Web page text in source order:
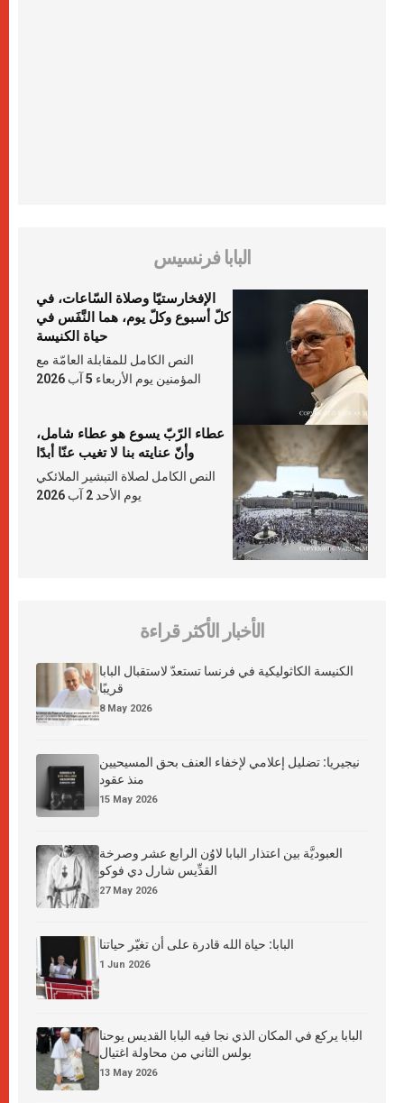
البابا فرنسيس
الإفخارستيّا وصلاة السّاعات، في
كلّ أسبوع وكلّ يوم، هما النَّفَس في
حياة الكنيسة
النص الكامل للمقابلة العامّة مع
المؤمنين يوم الأربعاء 5 آب 2026
عطاء الرّبّ يسوع هو عطاء شامل،
وأنّ عنايته بنا لا تغيب عنّا أبدًا
النص الكامل لصلاة التبشير الملائكي
يوم الأحد 2 آب 2026
الأخبار الأكثر قراءة
الكنيسة الكاثوليكية في فرنسا تستعدّ لاستقبال البابا
قريبًا
8 May 2026
نيجيريا: تضليل إعلامي لإخفاء العنف بحق المسيحيين
منذ عقود
15 May 2026
العبوديَّة بين اعتذار البابا لاوُن الرابع عشر وصرخة
القدِّيس شارل دي فوكو
27 May 2026
البابا: حياة الله قادرة على أن تغيّر حياتنا
1 Jun 2026
البابا يركع في المكان الذي نجا فيه البابا القديس يوحنا
بولس الثاني من محاولة اغتيال
13 May 2026